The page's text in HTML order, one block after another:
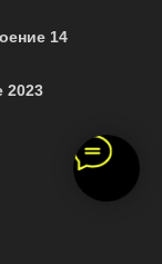
14
2023